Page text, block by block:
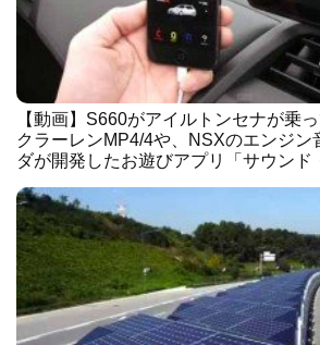
【動画】S660がアイルトンセナが乗
クラーレンMP4/4や、NSXのエンジン
ダが開発したお遊びアプリ「サウンド